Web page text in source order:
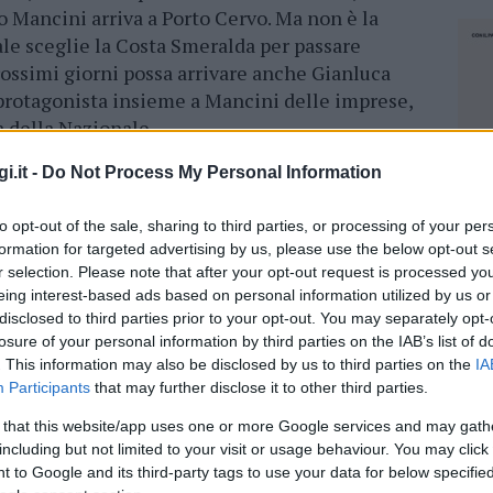
- Do Not Process My Personal Information
opt-out of the sale, sharing to third parties, or processing of your
for targeted advertising by us, please use the below opt-out
selection. Please note that after your opt-out request is processed
interest-based ads based on personal information utilized by us
to third parties prior to your opt-out. You may separately
of your personal information by third parties on the IAB’s list of
This information may also be disclosed by us to third parties on the
Participants that may further disclose it to other third parties.
that this website/app uses one or more Google services and may
but not limited to your visit or usage behaviour. You may
to Google and its third-party tags to use your data for below
arriva a Porto Cervo. Ma non è la
sceglie la Costa Smeralda per passare
giorni possa arrivare anche Gianluca
insieme a Mancini delle imprese,
della Nazionale.
in Sardegna: dopoIlary Blasi, Nicola
la sua Sardegna in Barca. “Avendo una
un po’ di sole. Che meraviglia la mia
ha commentato.